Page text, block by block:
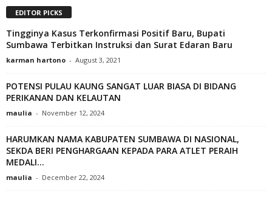
EDITOR PICKS
Tingginya Kasus Terkonfirmasi Positif Baru, Bupati
Sumbawa Terbitkan Instruksi dan Surat Edaran Baru
karman hartono - August 3, 2021
POTENSI PULAU KAUNG SANGAT LUAR BIASA DI BIDANG
PERIKANAN DAN KELAUTAN
maulia - November 12, 2024
HARUMKAN NAMA KABUPATEN SUMBAWA DI NASIONAL,
SEKDA BERI PENGHARGAAN KEPADA PARA ATLET PERAIH
MEDALI...
maulia - December 22, 2024